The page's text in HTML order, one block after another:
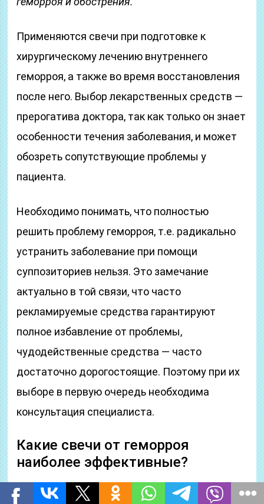
Применяются свечи при подготовке к
хирургическому лечению внутреннего
геморроя, а также во время восстановления
после него. Выбор лекарственных средств —
прерогатива доктора, так как только он знает
особенности течения заболевания, и может
обозреть сопутствующие проблемы у
пациента.
Необходимо понимать, что полностью
решить проблему геморроя, т.е. радикально
устранить заболевание при помощи
суппозиториев нельзя. Это замечание
актуально в той связи, что часто
рекламируемые средства гарантируют
полное избавление от проблемы,
чудодейственные средства — часто
достаточно дорогостоящие. Поэтому при их
выборе в первую очередь необходима
консультация специалиста.
Какие свечи от геморроя
наиболее эффективные?
Существует множество препаратов в форме